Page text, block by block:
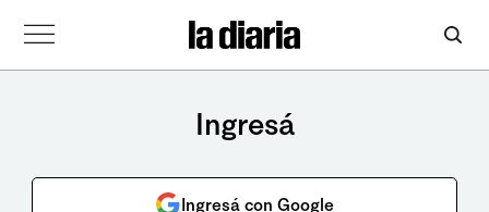
Ingresá
Ingresá con Google